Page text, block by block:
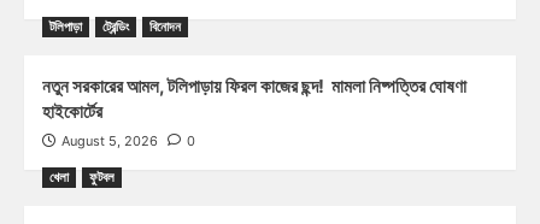
টলিপাড়া ট্রেন্ডিং বিনোদন
নতুন সরকারের আমল, টলিপাড়ায় ফিরল কাজের ছন্দ! মামলা নিষ্পত্তির ঘোষণা
হাইকোর্টের
August 5, 2026 0
খেলা ফুটবল